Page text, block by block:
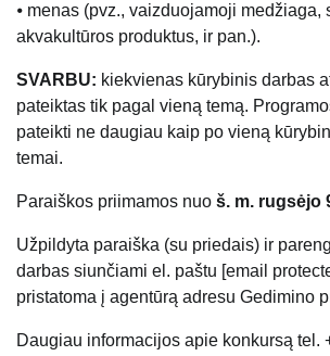
⦁ menas (pvz., vaizduojamoji medžiaga,
akvakultūros produktus, ir pan.).
SVARBU: kiekvienas kūrybinis darbas
pateiktas tik pagal vieną temą.
pateikti ne daugiau kaip po vieną
temai.
Paraiškos priimamos nuo š. m. rugsėjo
Užpildyta paraiška (su priedais) ir
darbas siunčiami el. paštu [email
pristatoma į agentūrą adresu Gedimino
Daugiau informacijos apie konkursą tel.